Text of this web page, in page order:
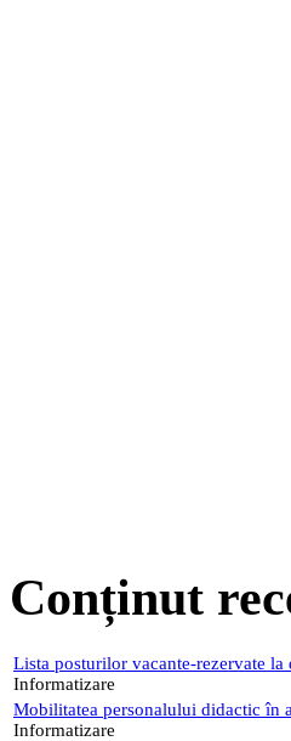
Conținut
Lista posturilor vacante-rezervate la
Informatizare
Mobilitatea personalului didactic în
Informatizare